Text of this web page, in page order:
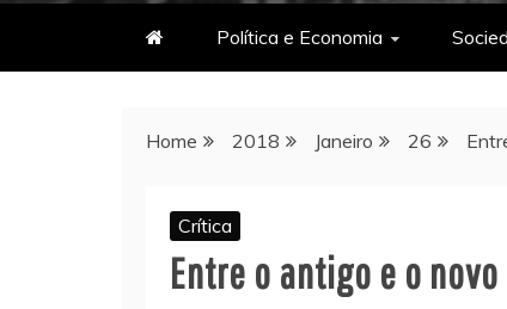
Política e Economia
Home 2018 Janeiro 26
Crítica
Entre o antigo e o